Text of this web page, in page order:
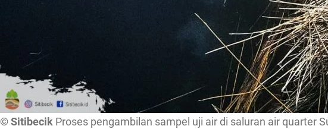
© Sitibecik Proses pengambilan sampel uji air di saluran air quarter